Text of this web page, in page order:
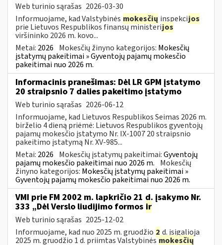
Web turinio sąrašas 2026-03-30
Informuojame, kad Valstybinės mokesčių inspekcijos
prie Lietuvos Respublikos finansų ministerijos
viršininko 2026 m. kovo...
Metai: 2026 Mokesčių žinyno kategorijos: Mokesčių
įstatymų pakeitimai » Gyventojų pajamų mokesčio
pakeitimai nuo 2026 m.
Informacinis pranešimas: Dėl LR GPM įstatymo
20 straipsnio 7 dalies pakeitimo įstatymo
Web turinio sąrašas 2026-06-12
Informuojame, kad Lietuvos Respublikos Seimas 2026 m.
birželio 4 dieną priėmė: Lietuvos Respublikos gyventojų
pajamų mokesčio įstatymo Nr. IX-1007 20 straipsnio
pakeitimo įstatymą Nr. XV-985...
Metai: 2026 Mokesčių įstatymų pakeitimai:Gyventojų
pajamų mokesčio pakeitimai nuo 2026 m. Mokesčių
žinyno kategorijos: Mokesčių įstatymų pakeitimai »
Gyventojų pajamų mokesčio pakeitimai nuo 2026 m.
VMI prie FM 2002 m. lapkričio 21 d. įsakymo Nr.
333 „Dėl Verslo liudijimo formos ir
Web turinio sąrašas 2025-12-02
Informuojame, kad nuo 2025 m. gruodžio 2 d. įsigalioja
2025 m. gruodžio 1 d. priimtas Valstybinėsmokesčių